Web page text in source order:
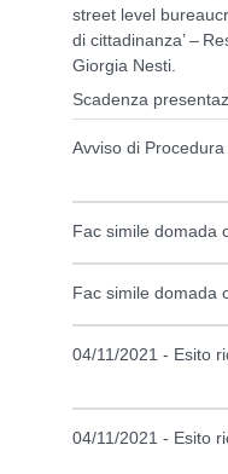
street level
di cittadinanza’ –
Giorgia Nesti.
Scadenza
Avviso di
Fac simile domada
Fac simile domada
04/11/2021 - Esito
04/11/2021 - Esito